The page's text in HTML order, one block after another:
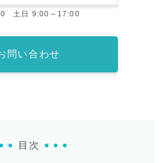
土日 9:00～17:00
問い合わせ
目次